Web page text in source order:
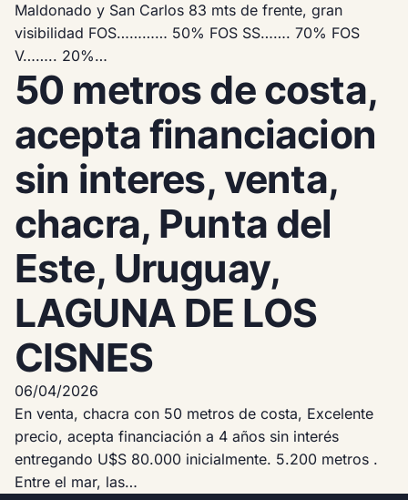
Maldonado y San Carlos 83 mts de frente, gran
visibilidad FOS………… 50% FOS SS……. 70% FOS
V…….. 20%…
50 metros de costa,
acepta financiacion
sin interes, venta,
chacra, Punta del
Este, Uruguay,
LAGUNA DE LOS
CISNES
06/04/2026
En venta, chacra con 50 metros de costa, Excelente
precio, acepta financiación a 4 años sin interés
entregando U$S 80.000 inicialmente. 5.200 metros .
Entre el mar, las…